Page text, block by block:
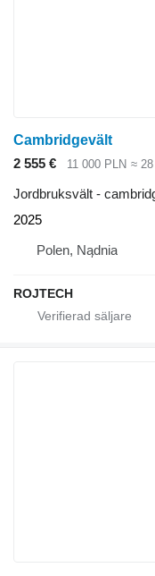
Cambridgevält
2 555 €
11 000 PLN ≈
Jordbruksvält -
2025
Polen, Nądnia
ROJTECH